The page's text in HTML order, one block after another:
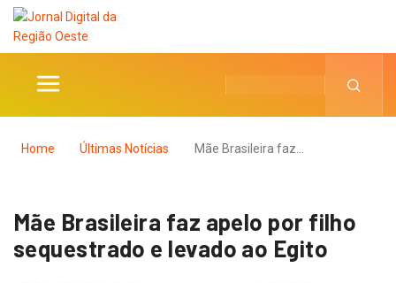
Home Últimas Notícias Mãe Brasileira faz…
Mãe Brasileira faz apelo por filho
sequestrado e levado ao Egito